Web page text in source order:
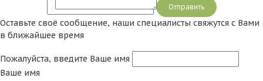
Сообщение
Оставьте своё сообщение, наши специалисты свяжутся с Вами
в ближайшее время
Пожалуйста, введите Ваше имя
Ваше имя